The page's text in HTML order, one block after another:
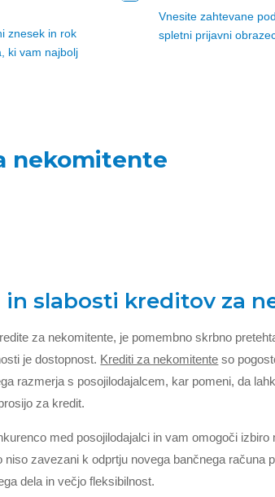
znesek in rok
ki vam najbolj
Vnesite zahtevane
spletni prijavni
nekomitente
in slabosti kreditov za
za nekomitente, je pomembno skrbno
je dostopnost. Krediti za nekomitente so
razmerja s posojilodajalcem, kar pomeni, da
za kredit.
med posojilodajalci in vam omogoči izbiro
niso zavezani k odprtju novega bančnega računa
dela in večjo fleksibilnost.